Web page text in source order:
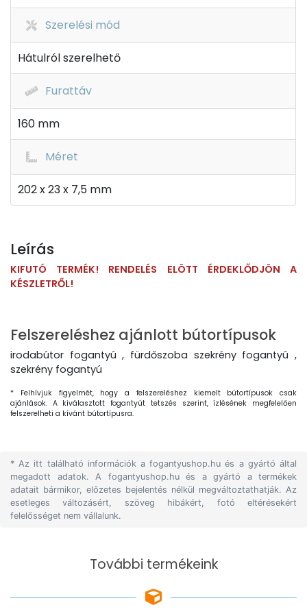
Szerelési mód
Hátulról szerelhető
Furattáv
160 mm
Méret
202 x 23 x 7,5 mm
Leírás
KIFUTÓ TERMÉK! RENDELÉS ELÖTT ÉRDEKLŐDJÖN A
KÉSZLETRŐL!
Felszereléshez ajánlott bútortípusok
irodabútor fogantyú , fürdőszoba szekrény fogantyú ,
szekrény fogantyú
* Felhívjuk figyelmét, hogy a felszereléshez kiemelt bútortípusok csak
ajánlások. A kiválasztott fogantyút tetszés szerint, ízlésének megfelelően
felszerelheti a kívánt bútortípusra.
* Az itt található információk a fogantyushop.hu és a gyártó által
megadott adatok. A fogantyushop.hu és a gyártó a termékek
adatait bármikor, előzetes bejelentés nélkül megváltoztathatják. Az
esetleges változásért, szöveg hibákért, fotó eltérésekért
felelősséget nem vállalunk.
További termékeink